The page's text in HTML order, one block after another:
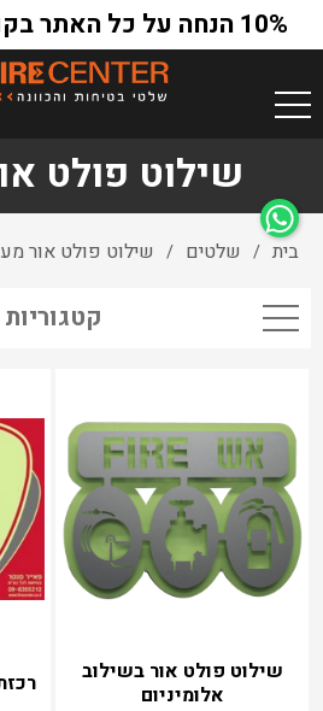
10% הנחה על כל האתר בקוד קופון extra10
שילוט פולט
בית / שלטים / שילוט פולט אור
קטגוריות
שילוט פולט אור בשילוב
אלומיניום